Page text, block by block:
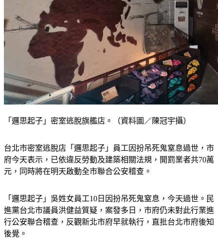
府今天表示，已依違反勞動及建築相關法規，開罰業者共70萬
元，同時將在明天啟動全市聯合公安稽查。
進黨台北市議員洪健益質疑，案發多日，市府仍未對此行業進
行公安聯合稽查，反觀新北市府早就執行，直批台北市府後知
後覺。